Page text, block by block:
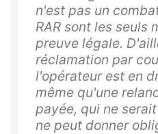
n'est pas un
RAR sont les seuls
preuve légale.
réclamation par
l'opérateur est en
même qu'une
payée, qui ne
ne peut donner